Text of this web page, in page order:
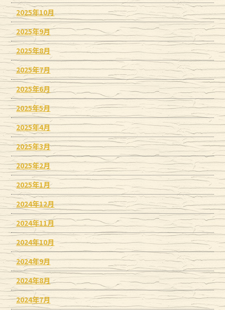
2025年10月
2025年9月
2025年8月
2025年7月
2025年6月
2025年5月
2025年4月
2025年3月
2025年2月
2025年1月
2024年12月
2024年11月
2024年10月
2024年9月
2024年8月
2024年7月